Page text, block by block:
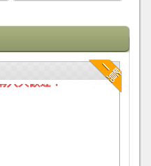
毎日ログインで獲得します
入大歓迎！